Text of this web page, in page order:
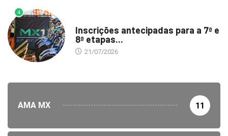
4
Inscrições antecipadas para a 7ª e
8ª etapas...
21/07/2026
AMA MX 11